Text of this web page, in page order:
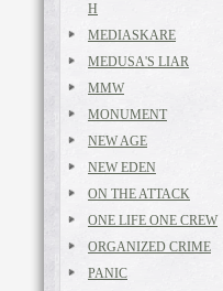
H
MEDIASKARE
MEDUSA'S LIAR
MMW
MONUMENT
NEW AGE
NEW EDEN
ON THE ATTACK
ONE LIFE ONE CREW
ORGANIZED CRIME
PANIC